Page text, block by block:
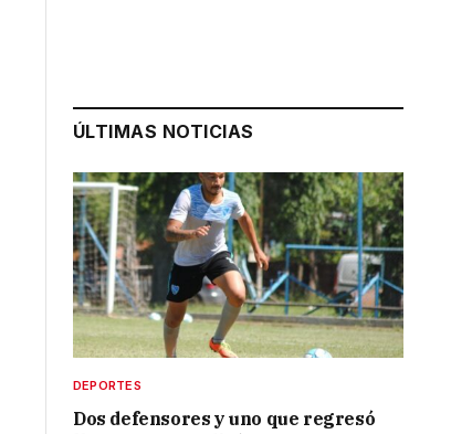
ÚLTIMAS NOTICIAS
DEPORTES
Dos defensores y uno que regresó